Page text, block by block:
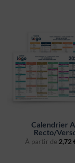
Calendrier
Recto/
À partir de 2,72